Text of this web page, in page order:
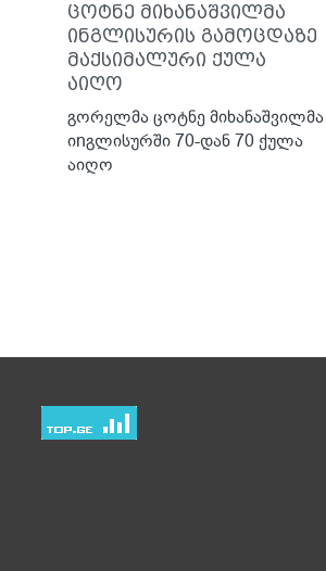
ცოტნე მიხანაშვილმა
ინგლისურის გამოცდაზე
მაქსიმალური ქულა
აიღო
გორელმა ცოტნე მიხანაშვილმა
იnგლისურში 70-დან 70 ქულა
აიღო